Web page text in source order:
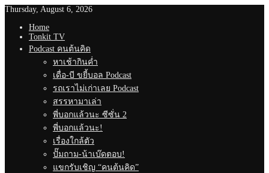
Thursday, August 6, 2026
Home
Tonkit TV
Podcast คนต้นคิด
หาเช้ากินค่ำ
เดื่อ-บี ขยี้บอล Podcast
รถเราไม่เก่าเลย Podcast
สรรหามาเล่า
พี่บอกแล้วนะ ซีซั่น 2
พี่บอกแล้วนะ!
เรื่องใกล้ตัว
ปั๊มถาม-น้าเบ๊ดตอบ!
แขกรับเชิญ “คนต้นคิด”